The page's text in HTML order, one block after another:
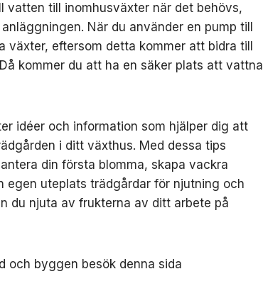
till inomhusväxter när det behövs,
När du använder en pump till
eftersom detta kommer att bidra till
kommer du att ha en säker plats att vattna
idéer och information som hjälper dig att
i ditt växthus. Med dessa tips
din första blomma, skapa vackra
egen uteplats trädgårdar för njutning och
du njuta av frukterna av ditt arbete på
och byggen besök denna sida